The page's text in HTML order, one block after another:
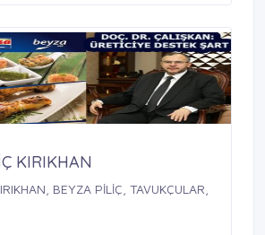
KIRIKHAN
BEYZA PİLİÇ, TAVUKÇULAR,